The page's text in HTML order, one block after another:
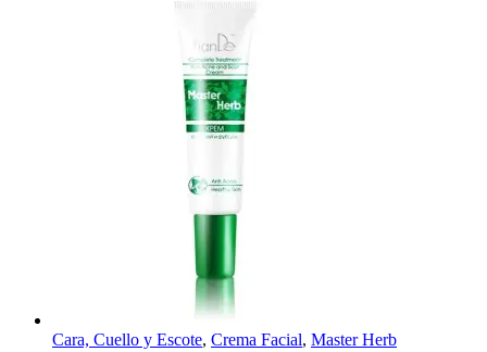
Cara, Cuello y Escote, Crema Facial, Master Herb